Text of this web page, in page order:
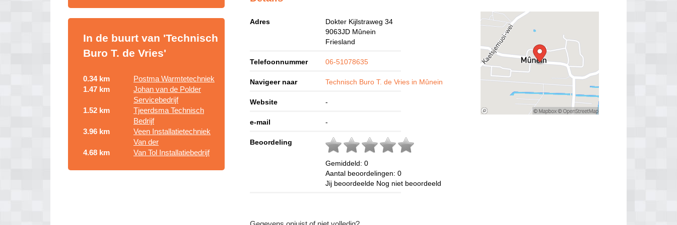
In de buurt van 'Technisch
Buro T. de Vries'
0.34 km
Postma Warmtetechniek
1.47 km
Johan van de Polder
Servicebedrijf
1.52 km
Tjeerdsma Technisch
Bedrijf
3.96 km
Veen Installatietechniek
Van der
4.68 km
Van Tol Installatiebedrijf
Adres
Dokter Kijlstraweg 34
9063JD Mûnein
Friesland
Telefoonnummer 06-51078635
Navigeer naar Technisch Buro T. de Vries in Mûnein
Website -
e-mail -
Beoordeling
Gemiddeld:0
Aantal beoordelingen:0
Jij beoordeelde Nog niet beoordeeld